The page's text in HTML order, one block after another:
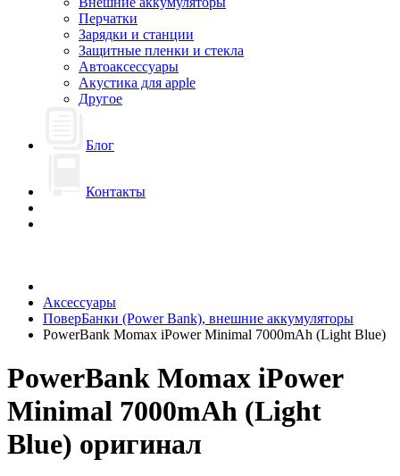
Перчатки
Зарядки и станции
Защитные пленки и стекла
Автоаксессуары
Акустика для apple
Другое
Блог
Контакты
Аксессуары
ПоверБанки (Power Bank), внешние аккумуляторы
PowerBank Momax iPower Minimal 7000mAh (Light Blue)
PowerBank Momax iPower
Minimal 7000mAh (Light
Blue) оригинал